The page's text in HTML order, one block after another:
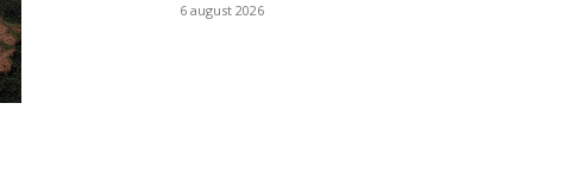
6 august 2026